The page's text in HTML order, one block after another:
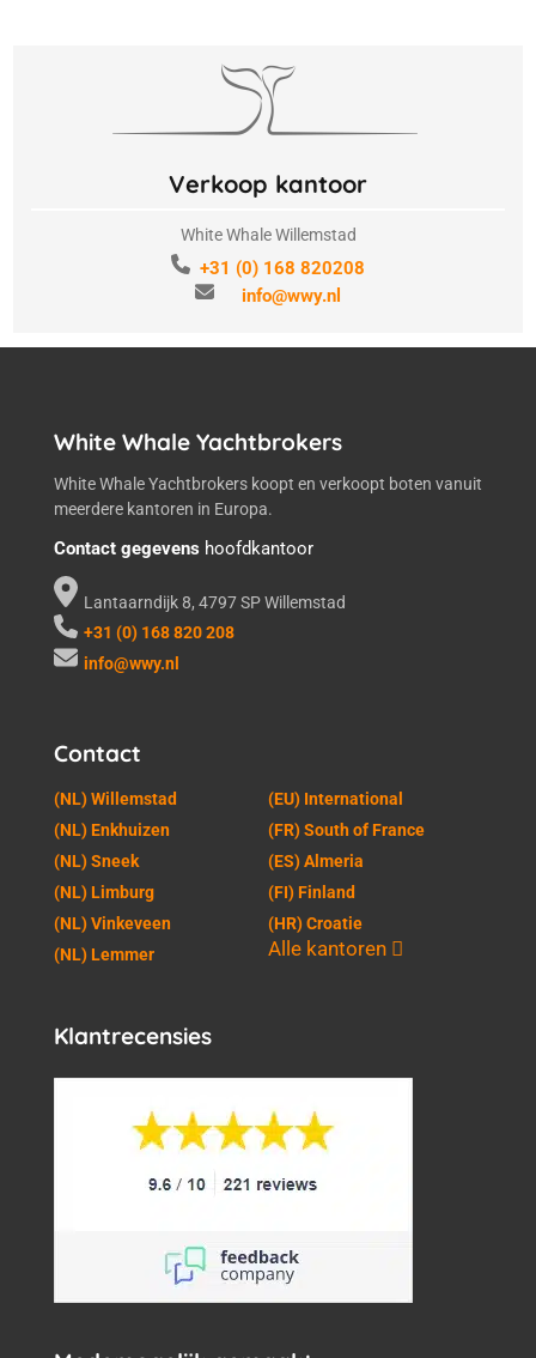
Verkoop kantoor
White Whale Willemstad
+31 (0) 168 820208
info@wwy.nl
White Whale Yachtbrokers
White Whale Yachtbrokers koopt en verkoopt boten vanuit
meerdere kantoren in Europa.
Contact gegevens hoofdkantoor
Lantaarndijk 8, 4797 SP Willemstad
+31 (0) 168 820 208
info@wwy.nl
Contact
(NL) Willemstad
(NL) Enkhuizen
(NL) Sneek
(NL) Limburg
(NL) Vinkeveen
(NL) Lemmer
(EU) International
(FR) South of France
(ES) Almeria
(FI) Finland
(HR) Croatie
Alle kantoren
Klantrecensies